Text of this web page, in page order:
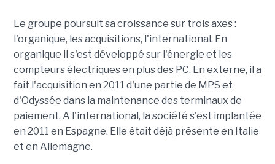
Le groupe poursuit sa croissance sur trois axes :
l'organique, les acquisitions, l'international. En
organique il s'est développé sur l'énergie et les
compteurs électriques en plus des PC. En externe, il a
fait l'acquisition en 2011 d'une partie de MPS et
d'Odyssée dans la maintenance des terminaux de
paiement. A l'international, la société s'est implantée
en 2011 en Espagne. Elle était déjà présente en Italie
et en Allemagne.